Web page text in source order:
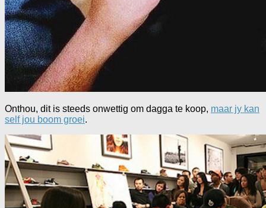
Onthou, dit is steeds onwettig om dagga te koop, maar jy kan
self jou boom groei.